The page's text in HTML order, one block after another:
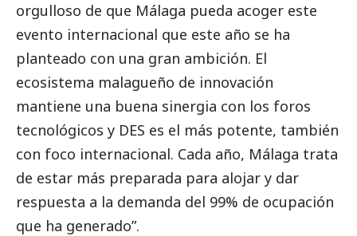
orgulloso de que Málaga pueda acoger este
evento internacional que este año se ha
planteado con una gran ambición. El
ecosistema malagueño de innovación
mantiene una buena sinergia con los foros
tecnológicos y DES es el más potente, también
con foco internacional. Cada año, Málaga trata
de estar más preparada para alojar y dar
respuesta a la demanda del 99% de ocupación
que ha generado”.